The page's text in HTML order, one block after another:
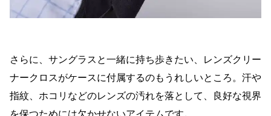
さらに、サングラスと一緒に持ち歩きたい、レンズクリー
ナークロスがケースに付属するのもうれしいところ。汗や
指紋、ホコリなどのレンズの汚れを落として、良好な視界